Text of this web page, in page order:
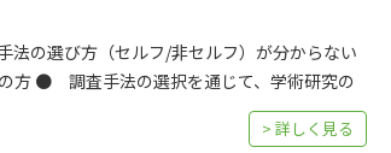
の選び方（セルフ/非セルフ）が分からない
方 ● 調査手法の選択を通じて、学術研究の
> 詳しく見る